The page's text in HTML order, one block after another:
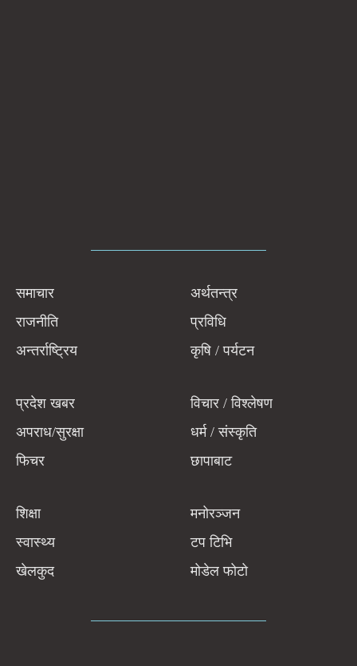
समाचार
राजनीति
अन्तर्राष्ट्रिय
अर्थतन्त्र
प्रविधि
कृषि / पर्यटन
प्रदेश खबर
अपराध/सुरक्षा
फिचर
विचार / विश्लेषण
धर्म / संस्कृति
छापाबाट
शिक्षा
स्वास्थ्य
खेलकुद
मनोरञ्जन
टप टिभि
मोडेल फोटो